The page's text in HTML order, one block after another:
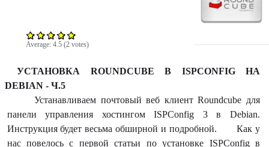
Average: 4.5 (2 votes)
УСТАНОВКА ROUNDCUBE В ISPCONFIG НА
DEBIAN - Ч.5
Устанавливаем почтовый веб клиент Roundcube для
панели управления хостингом ISPConfig 3 в Debian.
Инструкция будет весьма обширной и подробной. Как у
нас повелось с первой статьи по установке ISPConfig в